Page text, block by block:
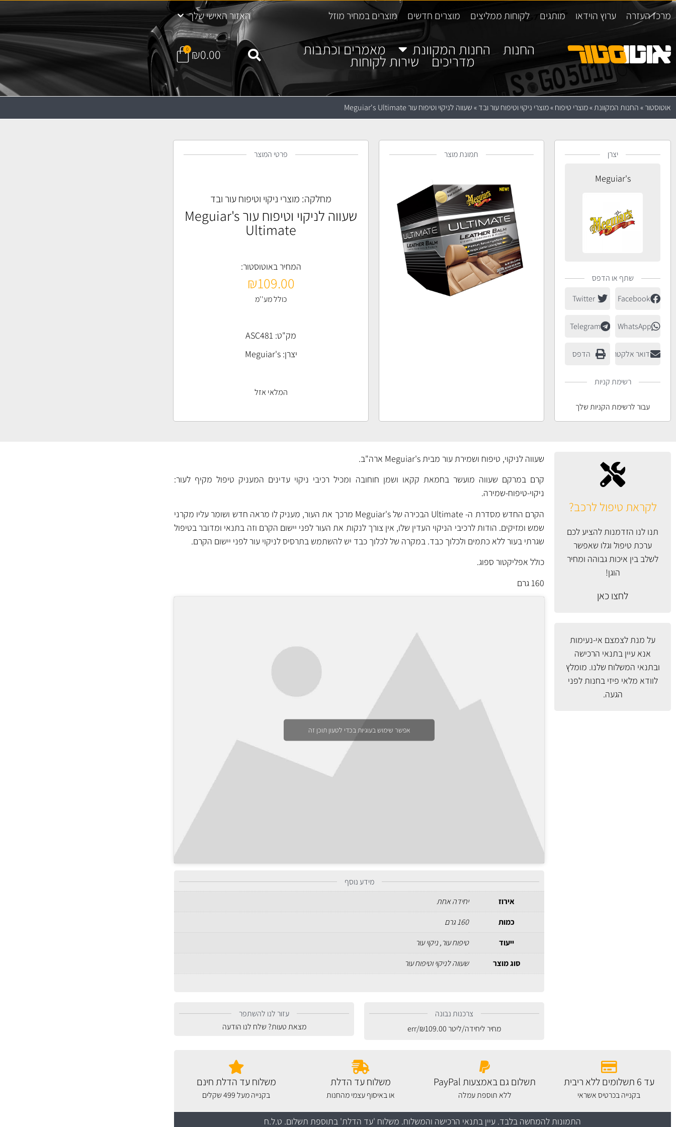
מרכז העזרה ערוץ הוידאו מותגים לקוחות ממליצים מוצרים חדשים מוצרים במחיר מוזל האזור האישי שלך
החנות החנות המקוונת מאמרים וכתבות
מדריכים שירות לקוחות ₪0.00
0
אוטוסטור»החנות המקוונת»מוצרי טיפוח»מוצרי ניקוי וטיפוח עור ובד»שעווה לניקוי וטיפוח עור Meguiar's Ultimate
יצרן
Meguiar's
שתף או הדפס
Facebook
Twitter
WhatsApp
Telegram
דואר אלקטרוני הדפס
רשימת קניות
עבור לרשימת הקניות שלך
תמונת מוצר פרטי המוצר
מחלקה: מוצרי ניקוי וטיפוח עור ובד
שעווה לניקוי וטיפוח עור Meguiar's
Ultimate
המחיר באוטוסטור:
₪109.00
כולל מע''מ
מק"ט: ASC481
יצרן:Meguiar's
המלאי אזל
לקראת טיפול לרכב?
תנו לנו הזדמנות להציע לכם
ערכת טיפול וגלו שאפשר
לשלב בין איכות גבוהה ומחיר
הוגן!
לחצו כאן
על מנת לצמצם אי-נעימות
אנא עיין בתנאי הרכישה
ובתנאי המשלוח שלנו. מומלץ
לוודא מלאי פיזי בחנות לפני
הגעה.
שעווה לניקוי, טיפוח ושמירת עור מבית Meguiar's ארה"ב.
קרם במרקם שעווה מועשר בחמאת קקאו ושמן חוחובה ומכיל רכיבי ניקוי עדינים המעניק טיפול מקיף לעור:
ניקוי-טיפוח-שמירה.
הקרם החדש מסדרת ה- Ultimate הבכירה של Meguiar's מרכך את העור, מעניק לו מראה חדש ושומר עליו מקרני
שמש ומזיקים. הודות לרכיבי הניקוי העדין שלו, אין צורך לנקות את העור לפני יישום הקרם וזה בתנאי ומדובר בטיפול
שגרתי בעור ללא כתמים ולכלוך כבד. במקרה של לכלוך כבד יש להשתמש בתרסיס לניקוי עור לפני יישום הקרם.
כולל אפליקטור ספוג.
160 גרם
אפשר שימוש בעוגיות בכדי לטעון תוכן זה
מידע נוסף
אירוז
יחידה אחת
כמות
160 גרם
ייעוד
טיפוח עור, ניקוי עור
סוג מוצר
שעווה לניקוי וטיפוח עור
צרכנות נבונה
מחיר ליחידה/ליטר
₪109.00
/err
עזור לנו להשתפר
מצאת טעות? שלח לנו הודעה
עד 6 תשלומים ללא ריבית
בקנייה בכרטיס אשראי
תשלום גם באמצעות PayPal
ללא תוספת עמלה
משלוח עד הדלת
או באיסוף עצמי מהחנות
משלוח עד הדלת חינם
בקנייה מעל 499 שקלים
התמונות להמחשה בלבד. עיין בתנאי הרכישה והמשלוח. משלוח 'עד הדלת' בתוספת תשלום. ט.ל.ח